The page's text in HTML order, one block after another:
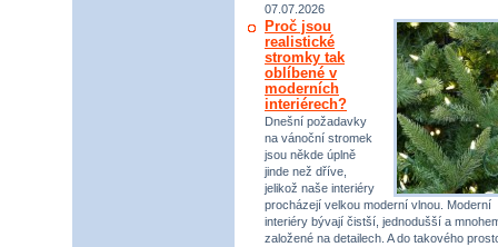
07.07.2026
Proč jsou
realistické
stromky tak
oblíbené v
moderních
interiérech?
Dnešní požadavky
na vánoční stromek
jsou někde úplně
jinde než dříve,
jelikož naše interiéry
procházejí velkou moderní vlnou. Moderní
interiéry bývají čistší, jednodušší a
založené na detailech. A do takového